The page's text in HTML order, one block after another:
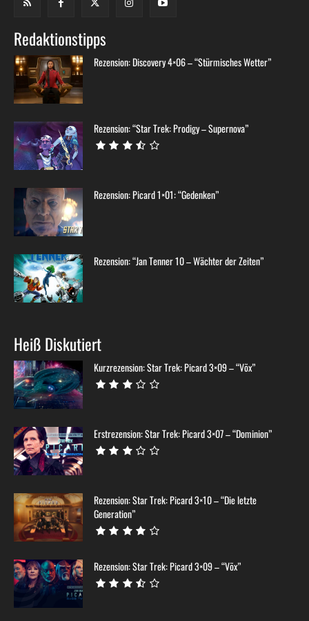
Redaktionstipps
Rezension: Discovery 4×06 – “Stürmisches Wetter”
Rezension: “Star Trek: Prodigy – Supernova”
Rezension: Picard 1×01: “Gedenken”
Rezension: “Jan Tenner 10 – Wächter der Zeiten”
Heiß Diskutiert
Kurzrezension: Star Trek: Picard 3×09 – “Võx”
Erstrezension: Star Trek: Picard 3×07 – “Dominion”
Rezension: Star Trek: Picard 3×10 – “Die letzte
Generation”
Rezension: Star Trek: Picard 3×09 – “Võx”